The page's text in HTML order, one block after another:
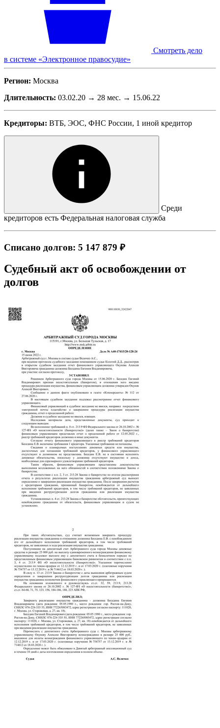
Смотреть дело
в системе «Электронное правосудие»
Регион: Москва
Длительность: 03.02.20 → 28 мес. → 15.06.22
Кредиторы: ВТБ, ЭОС, ФНС России, 1 иной кредитор
Среди
кредиторов есть Федеральная налоговая служба
Списано долгов: 5 147 879 ₽
Судебный акт об освобождении от
долгов